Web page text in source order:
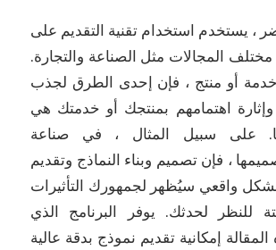
، يستخدم استخدام تقنية التقديم على
المجالات مثل الصناعة والتجارة.
أو منتج ، فإن إحدى الطرق لجذب
اهتمامهم بمنتجك أو خدمتك هي
على سبيل المثال ، في صناعة
، فإن تصميم وبناء النماذج وتقديم
واقعي سيُظهر لجمهورك التأثيرات
للنظر لحدثك. يوفر البرنامج الذي
إمكانية تقديم نموذج بدقة عالية